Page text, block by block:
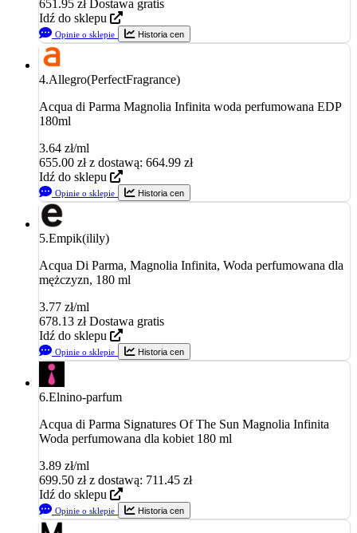
651.95 zł
Dostawa gratis
Idź do sklepu
Opinie o sklepie Historia cen
4.Allegro(PerfectFragrance)
Acqua di Parma Magnolia Infinita woda perfumowana EDP
180ml
3.64 zł/ml
655.00 zł z dostawą: 664.99 zł
Idź do sklepu
Opinie o sklepie Historia cen
5.Empik(ilily)
Acqua Di Parma, Magnolia Infinita, Woda perfumowana dla
mężczyzn, 180 ml
3.77 zł/ml
678.13 zł Dostawa gratis
Idź do sklepu
Opinie o sklepie Historia cen
6.Elnino-parfum
Acqua di Parma Signatures Of The Sun Magnolia Infinita
Woda perfumowana dla kobiet 180 ml
3.89 zł/ml
699.50 zł z dostawą: 711.45 zł
Idź do sklepu
Opinie o sklepie Historia cen